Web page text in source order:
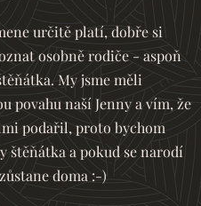
určitě platí, dobře si
osobně rodiče - aspoň
My jsme měli
povahu naší Jenny a vím, že
podařil, proto bychom
štěňátka a pokud se narodí
doma :-)